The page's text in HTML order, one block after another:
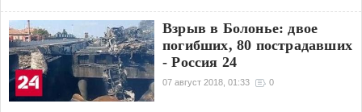
Взрыв в Болонье: двое
погибших, 80 пострадавших
- Россия 24
07 август 2018, 01:33 0